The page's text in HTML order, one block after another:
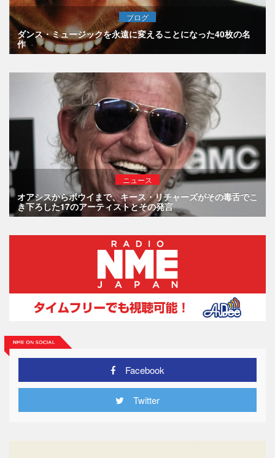
ブログ
ダンス・ミュージックを永遠に変えることになった40枚の名
作
ニュース
オアシスからボウイまで、キース・リチャーズがその毒舌でこ
き下ろした17のアーティストとその発言
Facebook
Twitter